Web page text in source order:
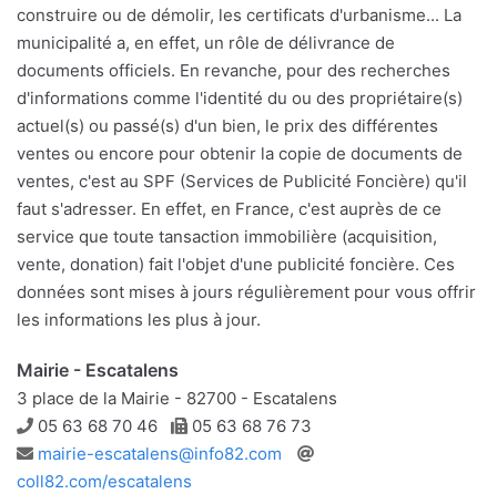
construire ou de démolir, les certificats d'urbanisme... La
municipalité a, en effet, un rôle de délivrance de
documents officiels. En revanche, pour des recherches
d'informations comme l'identité du ou des propriétaire(s)
actuel(s) ou passé(s) d'un bien, le prix des différentes
ventes ou encore pour obtenir la copie de documents de
ventes, c'est au SPF (Services de Publicité Foncière) qu'il
faut s'adresser. En effet, en France, c'est auprès de ce
service que toute tansaction immobilière (acquisition,
vente, donation) fait l'objet d'une publicité foncière. Ces
données sont mises à jours régulièrement pour vous offrir
les informations les plus à jour.
Mairie - Escatalens
3 place de la Mairie - 82700 - Escatalens
Téléphone
05 63 68 70 46 Télécopie
05 63 68 76 73
Adresse
e-
mairie-escatalens@info82.com
coll82.com/escatalens